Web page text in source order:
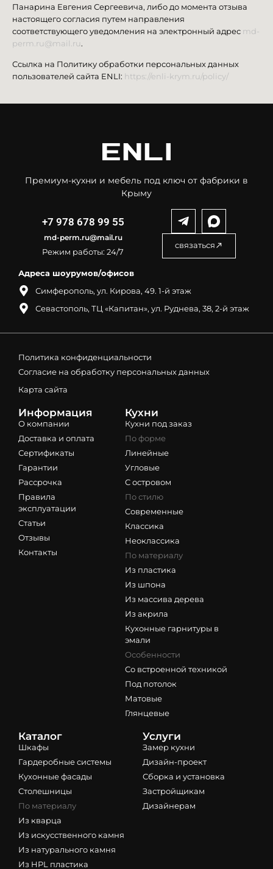
Панарина Евгения Сергеевича, либо до момента отзыва
настоящего согласия путем направления
соответствующего уведомления на электронный адрес md-
perm.ru@mail.ru.
Ссылка на Политику обработки персональных данных
пользователей сайта ENLI: https://enli-krym.ru/policy/
Премиум-кухни и мебель под ключ от фабрики в
Крыму
+7 978 678 99 55
md-perm.ru@mail.ru
Режим работы: 24/7
Адреса шоурумов/офисов
Симферополь, ул. Кирова, 49. 1-й этаж
Севастополь, ТЦ «Капитан», ул. Руднева, 38, 2-й этаж
cвязаться
Политика конфиденциальности
Согласие на обработку персональных данных
Карта сайта
Информация
О компании
Доставка и оплата
Сертификаты
Гарантии
Рассрочка
Правила
эксплуатации
Статьи
Отзывы
Контакты
Кухни
Кухни под заказ
По форме
Линейные
Угловые
С островом
По стилю
Современные
Классика
Неоклассика
По материалу
Из пластика
Из шпона
Из массива дерева
Из акрила
Кухонные гарнитуры в
эмали
Особенности
Со встроенной техникой
Под потолок
Матовые
Глянцевые
Каталог
Шкафы
Гардеробные системы
Кухонные фасады
Столешницы
По материалу
Из кварца
Из искусственного камня
Из натурального камня
Из HPL пластика
Услуги
Замер кухни
Дизайн-проект
Сборка и установка
Застройщикам
Дизайнерам